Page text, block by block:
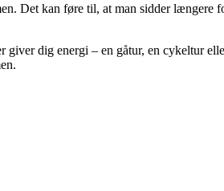
Det kan føre til, at man sidder
dig energi – en gåtur, en cykeltur